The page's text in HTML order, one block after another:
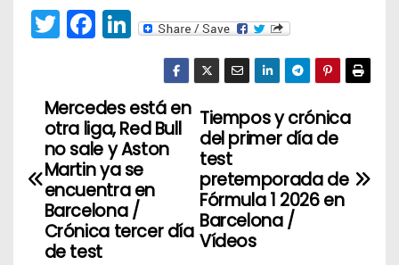
T
w
er
F
a
e
b
o
o
k
Li
e
dI
n
N
v
Tiempos y crónica
del primer día de
test
pretemporada de
Fórmula 1 2026 en
Barcelona /
Vídeos
Mercedes está en
otra liga, Red Bull
no sale y Aston
Martin ya se
encuentra en
Barcelona /
Crónica tercer día
de test